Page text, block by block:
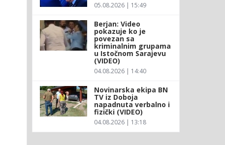
05.08.2026 | 15:49
Berjan: Video
pokazuje ko je
povezan sa
kriminalnim grupama
u Istočnom Sarajevu
(VIDEO)
04.08.2026 | 14:40
Novinarska ekipa BN
TV iz Doboja
napadnuta verbalno i
fizički (VIDEO)
04.08.2026 | 13:18